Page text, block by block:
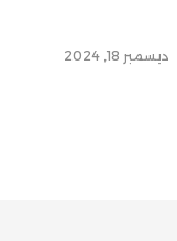
ديسمبر 18, 2024